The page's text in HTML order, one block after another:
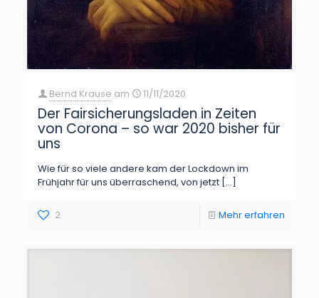
Bernd Krause am 11/11/2020
Der Fairsicherungsladen in Zeiten
von Corona – so war 2020 bisher für
uns
Wie für so viele andere kam der Lockdown im
Frühjahr für uns überraschend, von jetzt […]
2 Mehr erfahren